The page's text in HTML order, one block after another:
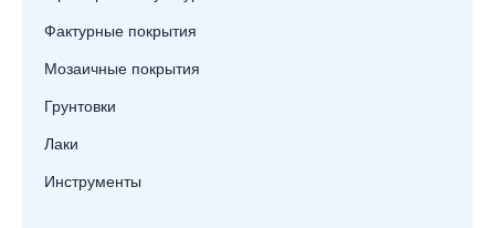
Фактурные покрытия
Мозаичные покрытия
Грунтовки
Лаки
Инструменты